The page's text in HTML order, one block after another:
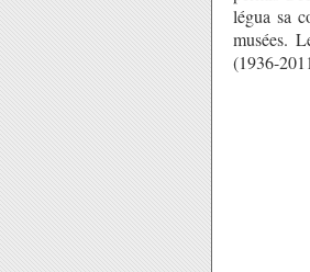
légua sa
musées.
(1936-